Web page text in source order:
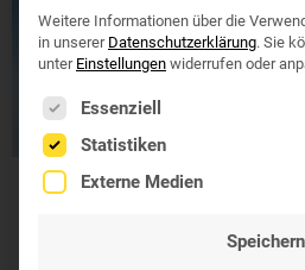
Prospan
Weitere Informationen über die
in unserer Datenschutzerklärung. Sie
unter Einstellungen widerrufen oder
Es folgt eine Liste der Service-
Essenziell
Statistiken
Externe Medien
Speichern